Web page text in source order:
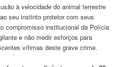
à velocidade do animal terrestre
seu instinto protetor com seus
compromisso institucional da Polícia
e não medir esforços para
vítimas deste grave crime.